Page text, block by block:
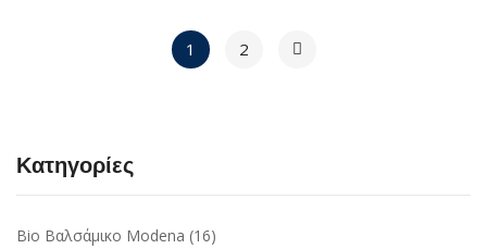
1 2
Κατηγορίες
Bio Βαλσάμικο Modena (16)